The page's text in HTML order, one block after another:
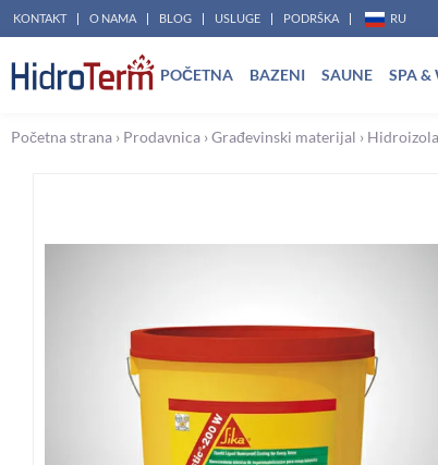
Pređi
sadržaj
KONTAKT O NAMA BLOG USLUGE PODRŠKA RU
POČETNA BAZENI SAUNE SPA &
Početna strana › Prodavnica ›Građevinski materijal ›